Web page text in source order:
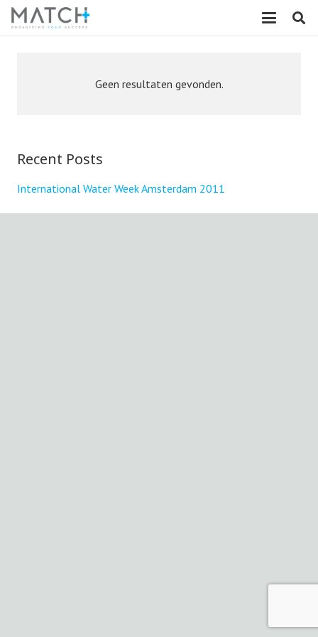
Geen resultaten gevonden.
Recent Posts
International Water Week Amsterdam 2011